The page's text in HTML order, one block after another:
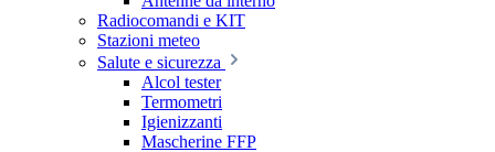
Radiocomandi e KIT
Stazioni meteo
Salute e sicurezza
Alcol tester
Termometri
Igienizzanti
Mascherine FFP